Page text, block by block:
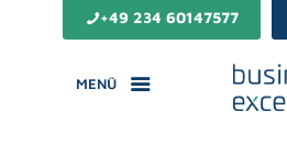
+49 234 60147577
MENÜ